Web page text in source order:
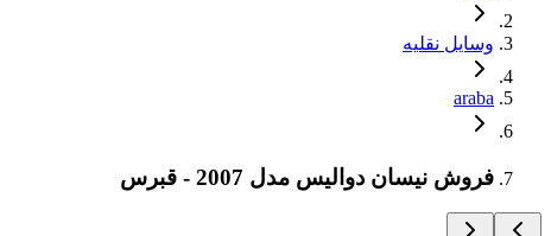
وسایل نقلیه
araba
فروش نیسان دوالیس مدل 2007 - قبرس